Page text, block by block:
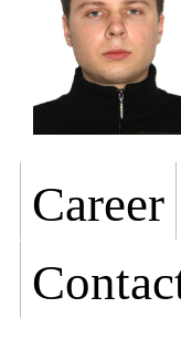
Career